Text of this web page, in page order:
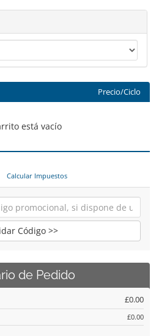
Precio/Ciclo
está vacío
Calcular Impuestos
Código >>
de Pedido
£0.00
£0.00